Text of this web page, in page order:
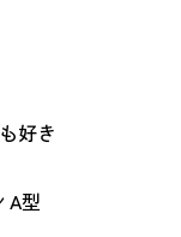
好き
A型